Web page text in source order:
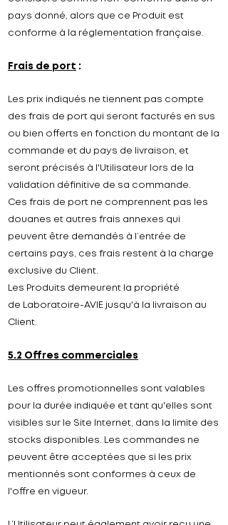
pays donné, alors que ce Produit est
conforme à la réglementation française.
Frais de port :
Les prix indiqués ne tiennent pas compte
des frais de port qui seront facturés en sus
ou bien offerts en fonction du montant de la
commande et du pays de livraison, et
seront précisés à l'Utilisateur lors de la
validation définitive de sa commande.
Ces frais de port ne comprennent pas les
douanes et autres frais annexes qui
peuvent être demandés à l’entrée de
certains pays, ces frais restent à la charge
exclusive du Client.
Les Produits demeurent la propriété
de Laboratoire-AVIE jusqu'à la livraison au
Client.
5.2 Offres commerciales
Les offres promotionnelles sont valables
pour la durée indiquée et tant qu'elles sont
visibles sur le Site Internet, dans la limite des
stocks disponibles. Les commandes ne
peuvent être acceptées que si les prix
mentionnés sont conformes à ceux de
l'offre en vigueur.